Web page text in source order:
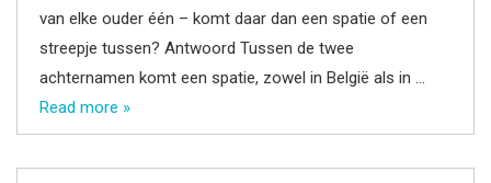
van elke ouder één – komt daar dan een spatie of een
streepje tussen? Antwoord Tussen de twee
achternamen komt een spatie, zowel in België als in …
Read more »